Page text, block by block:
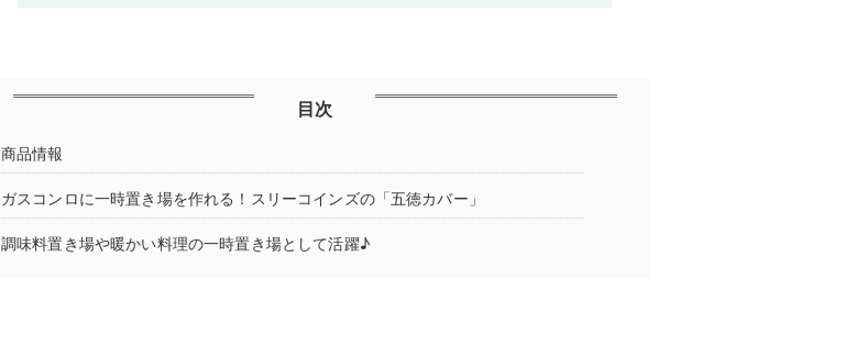
目次
商品情報
ガスコンロに一時置き場を作れる！スリーコインズの「五徳カバー」
調味料置き場や暖かい料理の一時置き場として活躍♪